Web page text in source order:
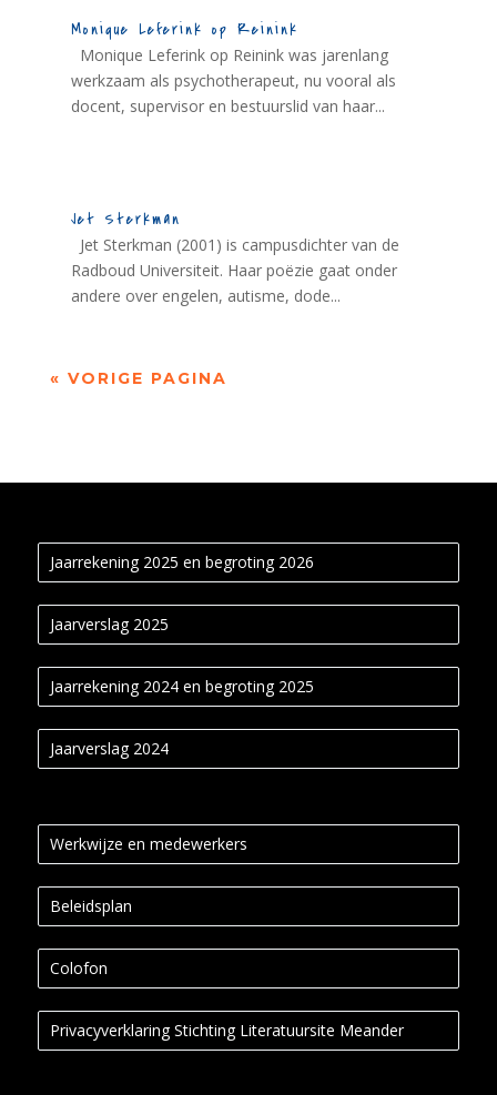
Monique Leferink op Reinink
Monique Leferink op Reinink was jarenlang
werkzaam als psychotherapeut, nu vooral als
docent, supervisor en bestuurslid van haar...
Jet Sterkman
Jet Sterkman (2001) is campusdichter van de
Radboud Universiteit. Haar poëzie gaat onder
andere over engelen, autisme, dode...
« VORIGE PAGINA
Jaarrekening 2025 en begroting 2026
Jaarverslag 2025
Jaarrekening 2024 en begroting 2025
Jaarverslag 2024
Werkwijze en medewerkers
Beleidsplan
Colofon
Privacyverklaring Stichting Literatuursite Meander